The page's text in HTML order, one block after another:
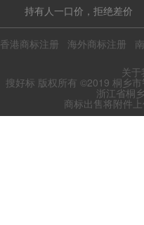
持有人一口价，拒绝差价
香港商标注册 海外商标注册
关
搜好标 版权所有 ©2019 桐乡
浙江省桐
商标出售将附件